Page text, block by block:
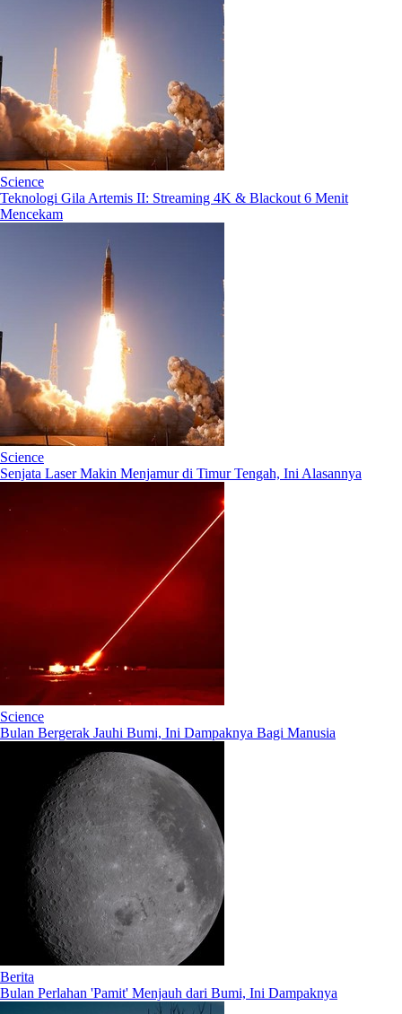
Science
Teknologi Gila Artemis II: Streaming 4K & Blackout 6 Menit
Mencekam
Science
Senjata Laser Makin Menjamur di Timur Tengah, Ini Alasannya
Science
Bulan Bergerak Jauhi Bumi, Ini Dampaknya Bagi Manusia
Berita
Bulan Perlahan 'Pamit' Menjauh dari Bumi, Ini Dampaknya